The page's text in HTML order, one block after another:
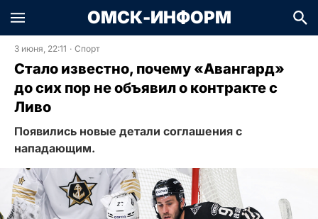
ОМСК-ИНФОРМ
3 июня, 22:11 · Спорт
Стало известно, почему «Авангард»
до сих пор не объявил о контракте с
Ливо
Появились новые детали соглашения с
нападающим.